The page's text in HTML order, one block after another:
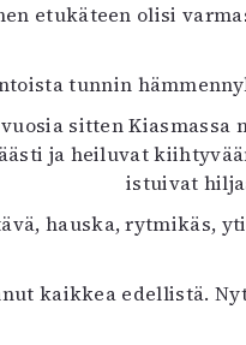
etukäteen olisi
tunnin
sitten
ja heiluvat
istuivat
hauska, rytmikäs,
kaikkea edellistä.